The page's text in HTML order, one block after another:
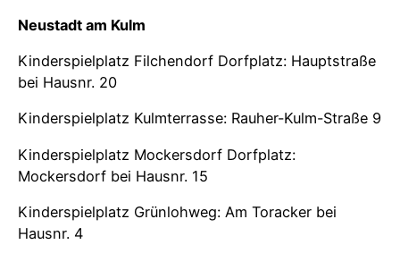
Neustadt am Kulm
Kinderspielplatz Filchendorf Dorfplatz: Hauptstraße
bei Hausnr. 20
Kinderspielplatz Kulmterrasse: Rauher-Kulm-Straße 9
Kinderspielplatz Mockersdorf Dorfplatz:
Mockersdorf bei Hausnr. 15
Kinderspielplatz Grünlohweg: Am Toracker bei
Hausnr. 4